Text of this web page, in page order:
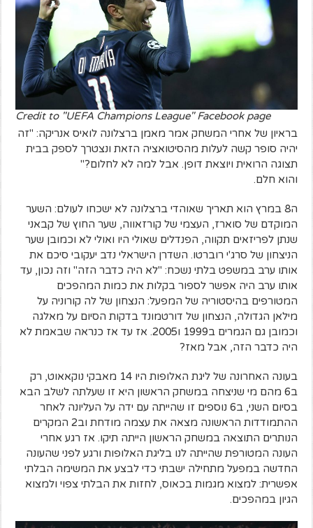
Credit to "UEFA Champions League" Facebook page
בראיון של אחרי המשחק אמר מאמן ברצלונה לואיס אנריקה: "זה
יהיה סופר קשה לעלות מהסיטואציה הזאת ונצטרך לספק בבית
תצוגה הרואית ויוצאת דופן. אבל למה לא לחלום?"
והוא חלם.
ה8 במרץ הוא תאריך שאוהדי ברצלונה לא ישכחו לעולם: השער
המוקדם של סוארז, העצמי של קורזאווה, שער החוץ של קבאני
שנתן לפריזאים תקווה, הפנדלים שאולי היו ואולי לא וכמובן שער
הניצחון של סרג'י רוברטו. השדרן הישראלי נדב יעקובי סיכם את
אותו ערב במשפט בלתי נשכח: "לא היה כדבר הזה" וזה נכון, עד
אותו ערב היה אפשר לספור בקלות את כמות המהפכים
המטורפים בהיסטוריה של המפעל: הנצחון של לה קורוניה על
מילאן הגדולה, הנצחון של דורטמונד בדקות הסיום על מאלגה
וכמובן גם הגמרים ב1999 ו2005. אז עד אז כנראה שבאמת לא
היה כדבר הזה, אבל מאז?
בעונה האחרונה של ליגת האלופות היו 14 מאבקי נוקאאוט, רק
ב6 מהם מי שניצחה במשחק הראשון היא זו שעלתה לשלב הבא
בסיום השני, ב6 נוספים זו שהייתה עם ידה על העליונה לאחר
ההתמודדות הראשונה מצאה את עצמה מודחת וב2 המקרים
הנותרים התוצאה במשחק הראשון הייתה תיקו. אז רגע אחרי
העונה המטורפת שהייתה לנו בליגת האלופות ורגע לפני שהעונה
החדשה במפעל מתחילה ישבתי כדי לבצע את המשימה הבלתי
אפשרית: למצוא מגמות בכאוס, לחזות את הבלתי צפוי ולמצוא
הגיון במהפכים.